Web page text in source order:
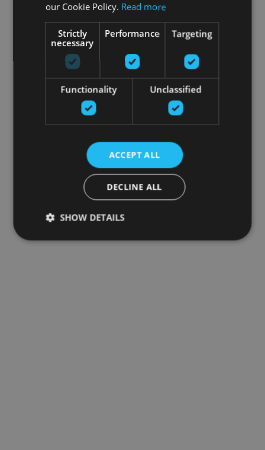
our Cookie Policy. Read more
Strictly
necessary
Performance Targeting
Functionality Unclassified
ACCEPT ALL
DECLINE ALL
SHOW DETAILS